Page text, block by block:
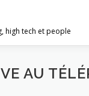
high tech et people
AU